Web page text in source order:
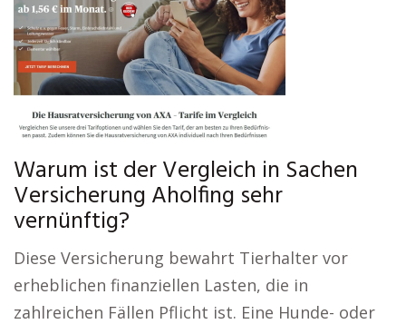
Warum ist der Vergleich in Sachen
Versicherung Aholfing sehr
vernünftig?
Diese Versicherung bewahrt Tierhalter vor
erheblichen finanziellen Lasten, die in
zahlreichen Fällen Pflicht ist. Eine Hunde- oder